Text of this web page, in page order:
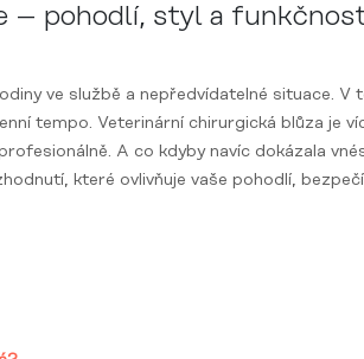
– pohodlí, styl a
ve službě a nepředvídatelné situace.
tempo. Veterinární chirurgická blůza je
A co kdyby navíc dokázala
které ovlivňuje vaše pohodlí,